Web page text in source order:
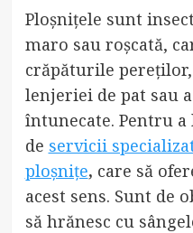
Ploșnițele sunt
maro sau roșcată,
crăpăturile
lenjeriei de pat sau
întunecate. Pentru
de servicii
ploșnițe, care să
acest sens. Sunt de
să hrănesc cu